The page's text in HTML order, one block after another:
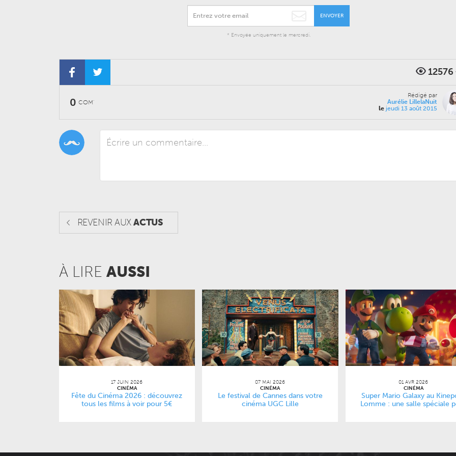
ENVOYER
* Envoyée uniquement le mercredi.
12576
0 COM'
Rédigé par
Aurélie LillelaNuit
le jeudi 13 août 2015
REVENIR AUXACTUS
À LIRE AUSSI
17 JUIN 2026
CINÉMA
Fête du Cinéma 2026 : découvrez
tous les films à voir pour 5€
07 MAI 2026
CINÉMA
Le festival de Cannes dans votre
cinéma UGC Lille
01 AVR 2026
CINÉMA
Super Mario Galaxy au
Lomme : une salle spéciale